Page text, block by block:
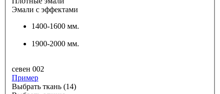
Эмали с эффектами
1400-1600 мм.
1900-2000 мм.
севен 002
Пример
Выбрать ткань (14)